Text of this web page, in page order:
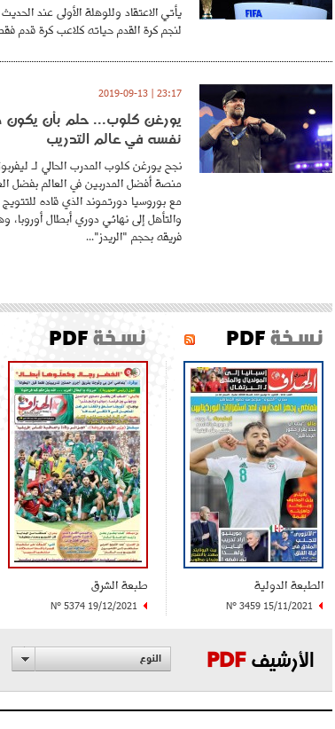
يأتي الاعتقاد وللوهلة الأولى عند
لنجم كرة القدم حياته كلاعب كرة قدم
23:17 | 2019-09-13
يورغن كلوب... حلم بأن يكون
نفسه في عالم التدريب
نجح يورغن كلوب المدرب الحالي لـ
منصة أفضل المدربين في العالم بفضل
مع بوروسيا دورتموند الذي قاده
والتأهل إلى نهائي دوري أبطال أوروبا،
فريقه بحجم "الريدز"...
نسخةPDF
الطبعة الدولية
N° 3459 15/11/2021
نسخةPDF
طبعة الشرق
N° 5374 19/12/2021
الأرشيفPDF النوع